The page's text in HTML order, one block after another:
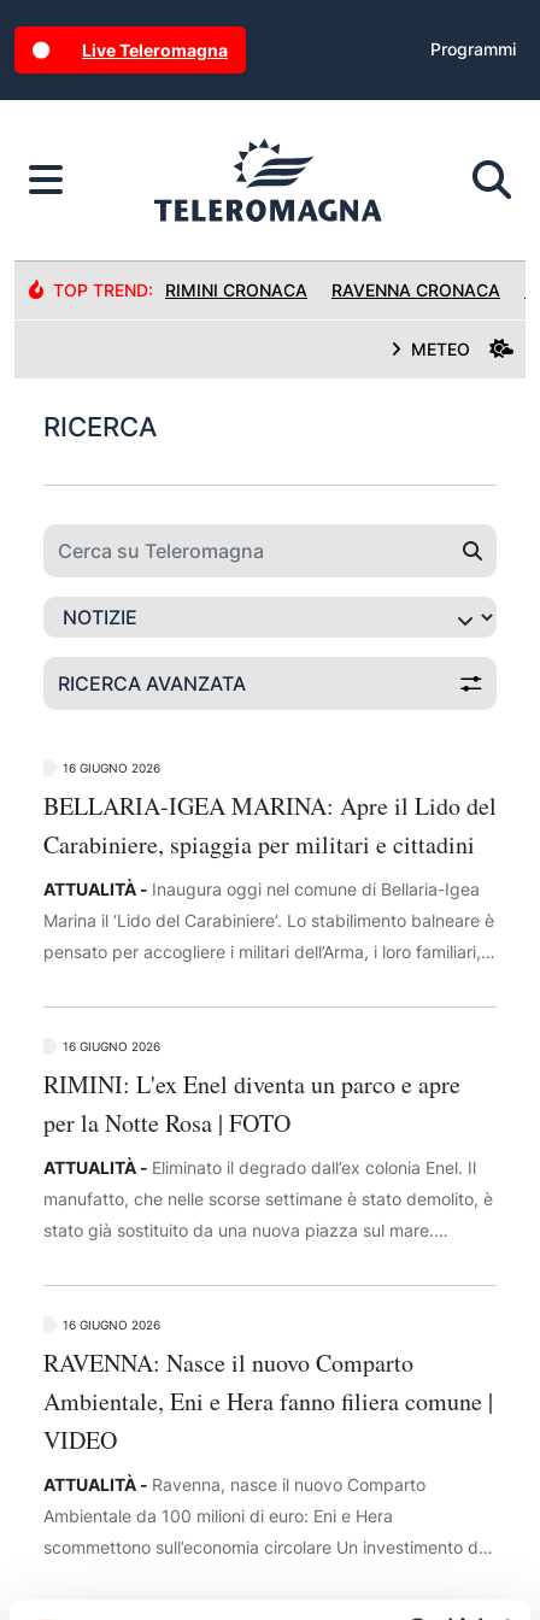
Live Teleromagna Programmi
TOP TREND: RIMINI CRONACA RAVENNA CRONACA
METEO
RICERCA
RICERCA AVANZATA
16 GIUGNO 2026
BELLARIA-IGEA MARINA: Apre il Lido del
Carabiniere, spiaggia per militari e cittadini
ATTUALITÀ - Inaugura oggi nel comune di Bellaria-Igea
Marina il ‘Lido del Carabiniere’. Lo stabilimento balneare è
pensato per accogliere i militari dell’Arma, i loro familiari,
realizzata in sinergia tra l’amministrazione comunale e i
vertici dell’Arma. Al taglio del nastro alle ore 18
parteciperanno il Comandante della Legione Carabinieri
Capo di Stato Maggiore della medesima Legione,
Colonnello Mario Polito, il Comandante Provinciale dei
Carabinieri di Rimini, Colonnello Ruggero Gerardo Rugge
e il Comandante della locale Stazione dell’Arma,
16 GIUGNO 2026
RIMINI: L'ex Enel diventa un parco e apre
per la Notte Rosa | FOTO
ATTUALITÀ - Eliminato il degrado dall’ex colonia Enel. Il
manufatto, che nelle scorse settimane è stato demolito, è
stato già sostituito da una nuova piazza sul mare.
viale Regina Margherita, e che è diventata verde, dotata
di pedane mobili per ospitare spettacoli e mercatini
estivi. Parte del cantiere, nella zona monte, resterà
prevista per la Notte Rosa. L’investimento da 2,5 milioni
di euro è cofinanziata da Regione e Comune al 50%.
16 GIUGNO 2026
RAVENNA: Nasce il nuovo Comparto
Ambientale, Eni e Hera fanno filiera comune |
VIDEO
ATTUALITÀ - Ravenna, nasce il nuovo Comparto
Ambientale da 100 milioni di euro: Eni e Hera
scommettono sull’economia circolare Un investimento da